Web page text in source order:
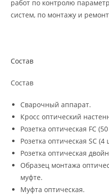
работ по контролю
систем, по монтажу и
Состав
Состав
Сварочный аппарат.
Кросс оптический
Розетка оптическая FC
Розетка оптическая SC (4
Розетка оптическая
Образец монтажа
муфте.
Муфта оптическая.